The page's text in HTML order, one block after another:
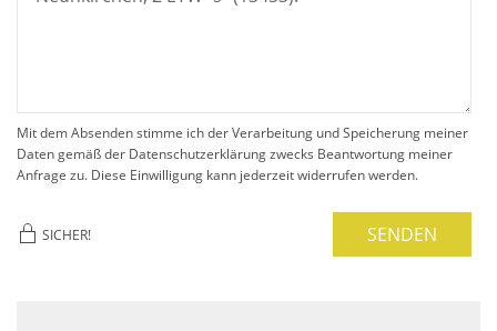
Mit dem Absenden stimme ich der Verarbeitung und Speicherung meiner
Daten gemäß der Datenschutzerklärung zwecks Beantwortung meiner
Anfrage zu. Diese Einwilligung kann jederzeit widerrufen werden.
SICHER! SENDEN